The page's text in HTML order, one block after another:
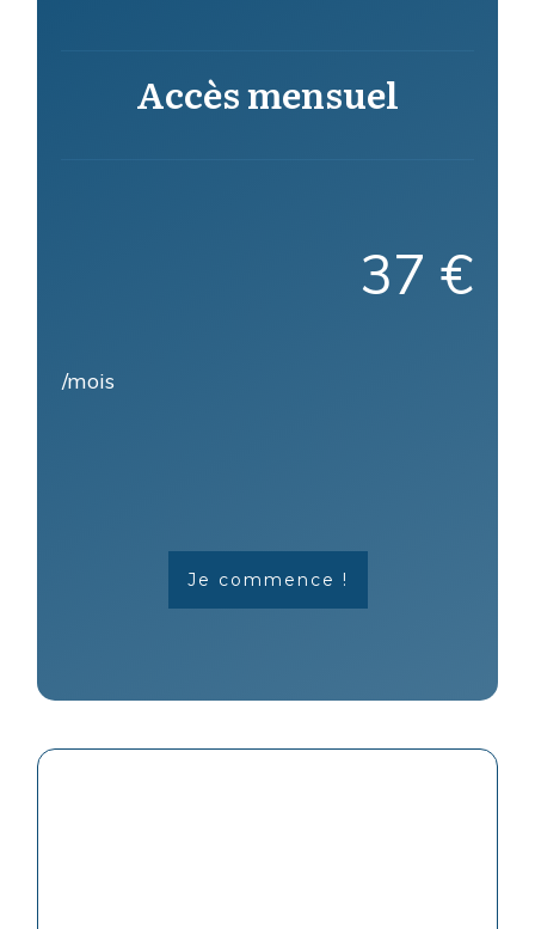
Accès mensuel
37 €
/mois
Je commence !